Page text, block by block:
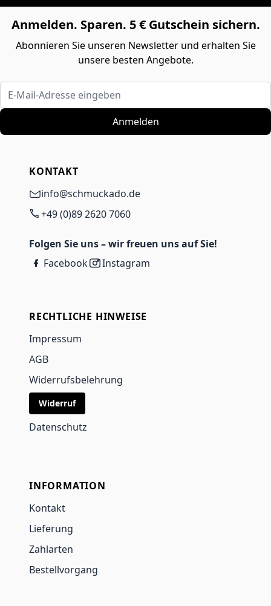
Anmelden. Sparen. 5 € Gutschein sichern.
Abonnieren Sie unseren Newsletter und erhalten Sie
unsere besten Angebote.
E-Mail-Adresse eingeben
Anmelden
KONTAKT
info@schmuckado.de
+49 (0)89 2620 7060
Folgen Sie uns – wir freuen uns auf Sie!
Facebook
Instagram
RECHTLICHE HINWEISE
Impressum
AGB
Widerrufsbelehrung
Widerruf
Datenschutz
INFORMATION
Kontakt
Lieferung
Zahlarten
Bestellvorgang